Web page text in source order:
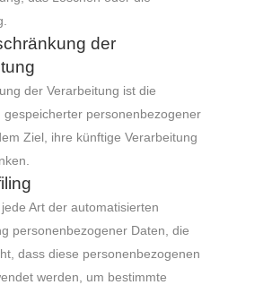
der
der Verarbeitung ist die
gespeicherter personenbezogener
Ziel, ihre künftige Verarbeitung
Art der automatisierten
personenbezogener Daten, die
dass diese personenbezogenen
werden, um bestimmte